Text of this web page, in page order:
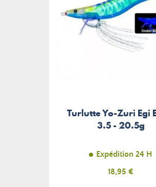
Turlutte Yo-Zuri Egi
3.5 - 20.5g
Expédition 24 H
Prix
18,95 €